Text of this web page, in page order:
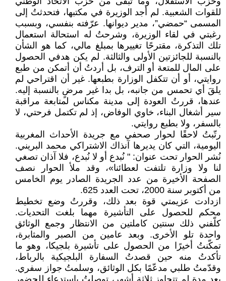
للقوات الشعبية. لم أجد الوزيرة في مكتبها، فتحدثتُ إلى
المسمى “حمضي”، مدير ديوانها. عرّفته بنفسي، وبسبب
رغبتي في لقاء الوزيرة، وشرحتُ له استحالة استعمال
تلك التذكرة، مقترحًا تغييرها بمبلغ مالي، كما هو الشأن
بالنسبة للجائزتين الأولى والثالثة. لم يكن هدفي الحصول
على المال للمتعة أو الترف، بل أردتُ أن أتمكن من طبع
روايتي، أو أن تتكفل الوزارة بطبعها. غير أن اقتراحي لم
يلقَ أي تحمس من جانبه، بل بدا غير مرضٍ بالنسبة إليه.
عندها، قررتُ العودة إلى مدينة مكناس لمتابعة مراقبة
سير أشغال البناء، خاوي الوفاض، إذ لم تكتمل فرحتي، لا
بالسفر، ولا بطبع روايتي.
رتّبتُ لاحقًا لحوار صحفي مع جريدة الأحداث المغربية
اليومية، التي كان يديرها آنذاك الاشتراكي محمد البريني.
نُشر الحوار تحت عنوان: " نُبدع أو لا نُبدع، فلا آذان تصغي
لنا ولا وزارة تلتفت لعطائنا»، وقد ملأ الحوار نصف
الصفحة الأخيرة من عدد الجريدة الصادر يوم الخامس
من أكتوبر سنة 2000، تحت العدد 625.
ازدادت عزيمتي قوة بعد ذلك، وقررتُ وضع تخطيط
محكم للحصول على التأشيرة مهما بلغت التحديات.
كلّفني ذلك سنتين كاملتين من الانتظار وجمع الوثائق
واحدة تلو الأخرى. وبعد عامين من الصبر والمثابرة،
تمكّنتُ أخيرًا من الحصول على تأشيرة بلجيكا، وهو ما
تأكدتُ منه حين قصدتُ السفارة البلجيكية بالرباط،
وقدّمتُ طلبي مدعّمًا بكل الوثائق، وسلمتُ جواز سفري.